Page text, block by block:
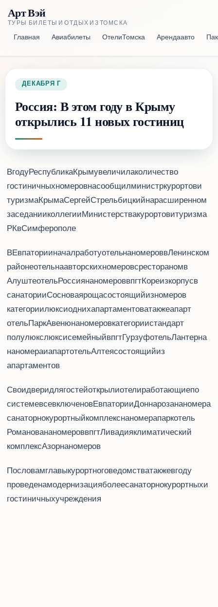
Арт Вэй
ТУРЫ, БИЛЕТЫ И ОТДЫХ ИЗ ТОМСКА
Главная Авиабилеты Отели Томска Аренда авто
27 ДЕКАБРЯ 2016 Г.
Россия: В этом году в Крыму
открылись 11 новых гостиниц
В 2016 году Республика Крым увеличила количество
гостиничных номеров на 618, сообщил министр курортов и
туризма Крыма Сергей Стрельбицкий на расширенном
заседании коллегии Министерства курортов и туризма
РК в Симферополе.
В Евпатории начал работу отель «Ribera Resort&SPA» на 128 номеров; в Ленинском
районе – отель «La Grace» на 25 авторских номеров с рестораном; в
Алуште – отель «Россия» на 50 номеров; в пгт Кореиз – корпус в
санатории «Сосновая роща», состоящий из 8 номеров
категории «люкс» и одних апартаментов, а также апарт-
отель «Парк-Авеню» на 30 номеров категории стандарт,
полулюкс, люкс и семейный; в пгт Гурзуф – отель «Лантерна»
на 24 номера и апарт-отель «Алтея», состоящий из 15
апартаментов.
Свои двери для гостей открыли отели, работающие по
системе «все включено»: в Евпатории – «Донна роза» на 34 номера,
санаторно-курортный комплекс «Familyresort» на 154 номера, парк-отель
«Романова» на 69 номеров; в пгт. Ливадия – климатический
комплекс «Азор» на 80 номеров.
По словам главы курортного ведомства, также в 2016 году
проведена модернизация более 20 санаторно-курортных и
гостиничных учреждения.